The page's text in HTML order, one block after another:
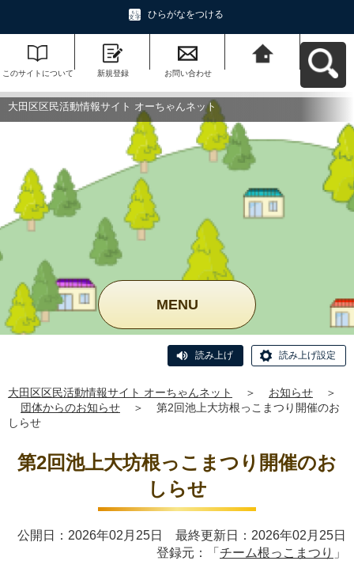
ひらがなをつける
このサイトについて 新規登録 お問い合わせ
ットへ戻る
大田区区民活動情報サイト オーちゃんネット
MENU
読み上げ 読み上げ設定
大田区区民活動情報サイト オーちゃんネット ＞ お知らせ
＞
団体からのお知らせ
＞
第2回池上大坊根っこまつり開催のお
しらせ
第2回池上大坊根っこまつり開催のお
しらせ
公開日：2026年02月25日 最終更新日：2026年02月25日
登録元：「 チーム根っこまつり 」